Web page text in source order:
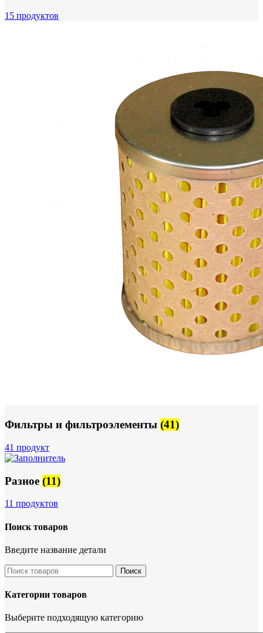
15 продуктов
Фильтры и фильтроэлементы (41)
41 продукт
Разное (11)
11 продуктов
Поиск товаров
Введите название детали
Поиск
Категории товаров
Выберите подходящую категорию